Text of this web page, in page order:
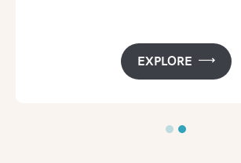
EXPLORE